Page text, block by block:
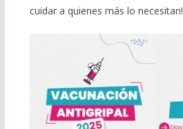
cuidar a quienes más lo necesitan!